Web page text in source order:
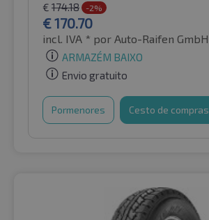
€ 174.18 -2%
€170.70
incl. IVA * por Auto-Raifen GmbH
ARMAZÉM BAIXO
Envio gratuito
Pormenores Cesto de compras